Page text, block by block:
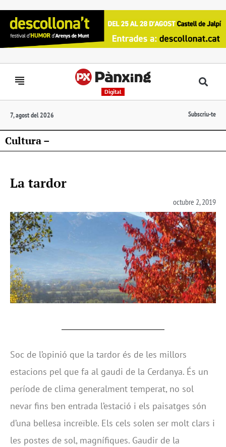
Digital
7, agost del 2026 Subscriu-te
Cultura –
La tardor
octubre 2, 2019
Soc de l’opinió que la tardor és de les millors
estacions pel que fa al gaudi de la Cerdanya. És un
període de clima generalment temperat, no sol
nevar fins ben entrada l’estació i els paisatges són
d’una bellesa increïble. Els cels solen ser molt clars i
les postes de sol, magnífiques. Gaudir de la